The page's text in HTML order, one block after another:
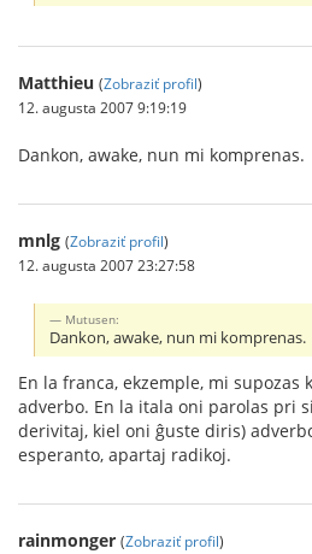
Matthieu (Zobraziť profil)
12. augusta 2007 9:19:19
Dankon, awake, nun mi komprenas.
mnlg (Zobraziť profil)
12. augusta 2007 23:27:58
Mutusen:
Dankon, awake, nun mi komprenas.
En la franca, ekzemple, mi supozas
adverbo. En la itala oni parolas pri
derivitaj, kiel oni ĝuste diris)
esperanto, apartaj radikoj.
rainmonger (Zobraziť profil)